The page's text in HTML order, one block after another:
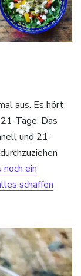
aus. Es hört
Tage. Das
und 21-
ein
schaffen